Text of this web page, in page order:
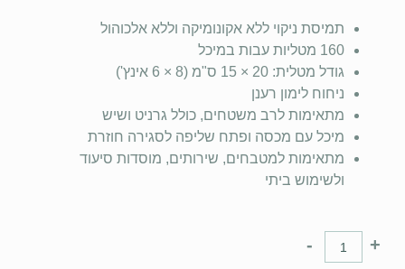
תמיסת ניקוי ללא אקונומיקה וללא אלכוהול
160 מטליות עבות במיכל
גודל מטלית: 20 × 15 ס"מ (8 × 6 אינץ')
ניחוח לימון רענן
מתאימות לרב משטחים, כולל גרניט ושיש
מיכל עם מכסה ופתח שליפה לסגירה חוזרת
מתאימות למטבחים, שירותים, מוסדות סיעוד
ולשימוש ביתי
+
-